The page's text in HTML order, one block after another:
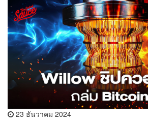
23 ธันวาคม 2024